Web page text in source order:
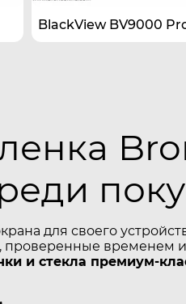
BlackView BV9000
для своего
временем
и стекла премиум-